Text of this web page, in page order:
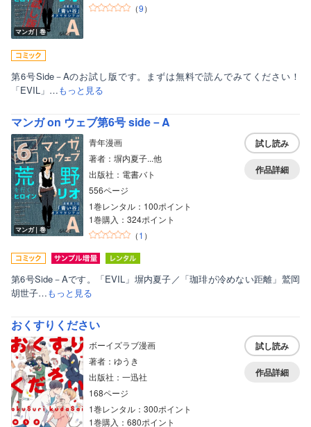
マンガ｜巻
（9）
第6号Side－Aのお試し版です。まずは無料で読んでみてください！
「EVIL」…もっと見る
マンガ on ウェブ第6号 side－A
マンガ｜巻
青年漫画
著者：塀内夏子...他
出版社：電書バト
556ページ
1巻レンタル：100ポイント
1巻購入：324ポイント
（1 ）
試し読み
作品詳細
第6号Side－Aです。「EVIL」塀内夏子／「珈琲が冷めない距離」鷲岡
胡世子…もっと見る
おくすりください
ボーイズラブ漫画
著者：ゆうき
出版社：一迅社
168ページ
1巻レンタル：300ポイント
1巻購入：680ポイント
試し読み
作品詳細